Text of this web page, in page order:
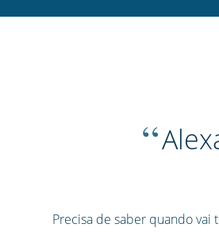
“
Precisa de saber quando vai